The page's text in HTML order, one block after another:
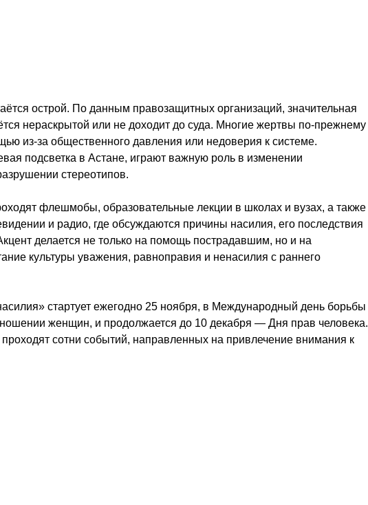
острой. По данным правозащитных организаций, значительная
нераскрытой или не доходит до суда. Многие жертвы по-прежнему
из-за общественного давления или недоверия к системе.
подсветка в Астане, играют важную роль в изменении
стереотипов.
флешмобы, образовательные лекции в школах и вузах, а также
и радио, где обсуждаются причины насилия, его последствия
делается не только на помощь пострадавшим, но и на
культуры уважения, равноправия и ненасилия с раннего
стартует ежегодно 25 ноября, в Международный день борьбы
женщин, и продолжается до 10 декабря — Дня прав человека.
сотни событий, направленных на привлечение внимания к